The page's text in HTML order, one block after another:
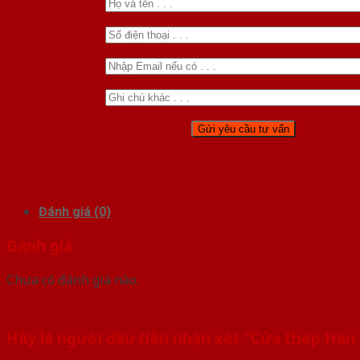
Đánh giá (0)
Đánh giá
Chưa có đánh giá nào.
Hãy là người đầu tiên nhận xét “Cửa thép Hàn